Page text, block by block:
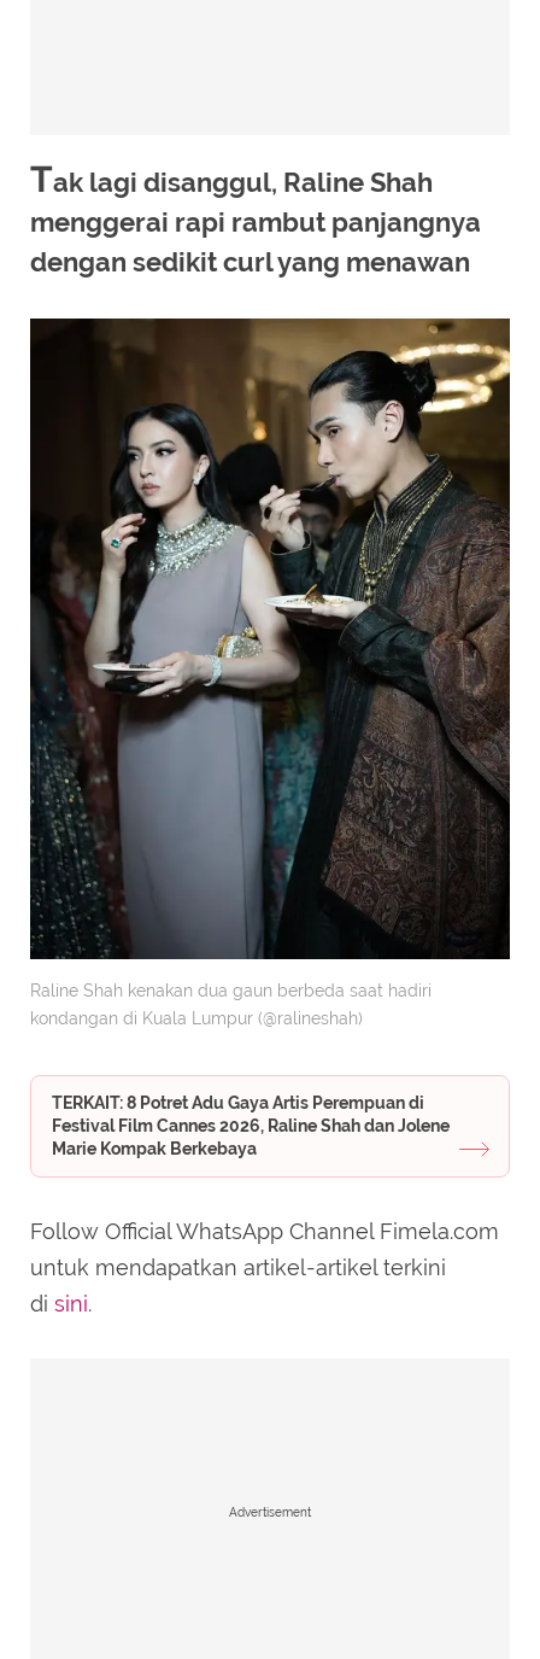
Tak lagi disanggul, Raline Shah
menggerai rapi rambut panjangnya
dengan sedikit curl yang menawan
Raline Shah kenakan dua gaun berbeda saat hadiri
kondangan di Kuala Lumpur (@ralineshah)
TERKAIT: 8 Potret Adu Gaya Artis Perempuan di
Festival Film Cannes 2026, Raline Shah dan Jolene
Marie Kompak Berkebaya
Follow Official WhatsApp Channel Fimela.com
untuk mendapatkan artikel-artikel terkini
di sini.
Advertisement